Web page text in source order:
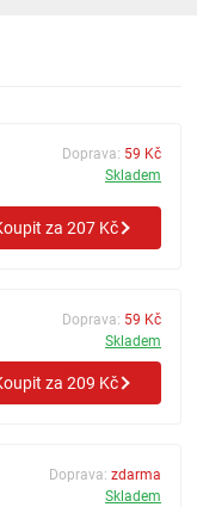
Doprava: 59 Kč
Skladem
za 207 Kč
Doprava: 59 Kč
Skladem
za 209 Kč
Doprava: zdarma
Skladem